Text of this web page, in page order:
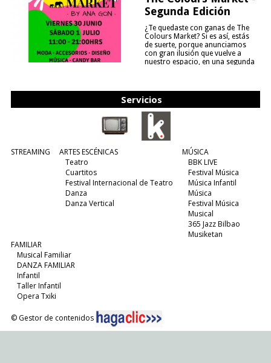
Segunda Edición
¿Te quedaste con ganas de The
Colours Market? Si es así, estás
de suerte, porque anunciamos
con gran ilusión que vuelve a
nuestro espacio, en una segunda
Servicios
STREAMING
ARTES ESCÉNICAS
Teatro
Cuartitos
Festival Internacional de Teatro
Danza
Danza Vertical
MÚSICA
BBK LIVE
Festival Música
Música Infantil
Música
Festival Música
Musical
365 Jazz Bilbao
Musiketan
FAMILIAR
Musical Familiar
DANZA FAMILIAR
Infantil
Taller Infantil
Opera Txiki
© Gestor de contenidos